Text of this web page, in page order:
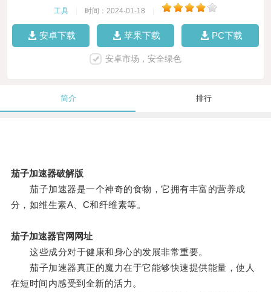
工具 时间：2024-01-18
安卓下载 苹果下载 PC下载
安卓市场，安全绿色
简介 排行
茄子加速器破解版
茄子加速器是一个神奇的食物，它拥有丰富的营养成
分，如维生素A、C和纤维素等。
茄子加速器官网网址
这些成分对于健康和身心的发展非常重要。
茄子加速器真正的魔力在于它能够快速提供能量，使人
在短时间内感受到全新的活力。